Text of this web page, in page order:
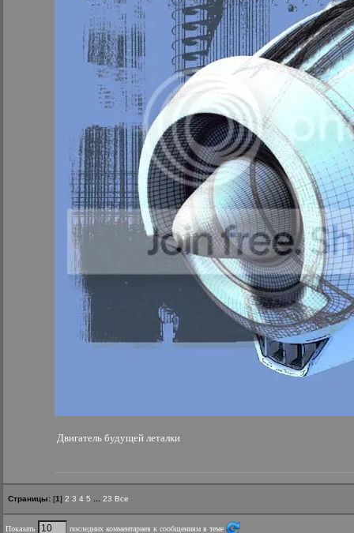
Двигатель будущей леталки
Страницы: [1] 2 3 4 5 23 Все
Показать последних комментариев к сообщениям в теме